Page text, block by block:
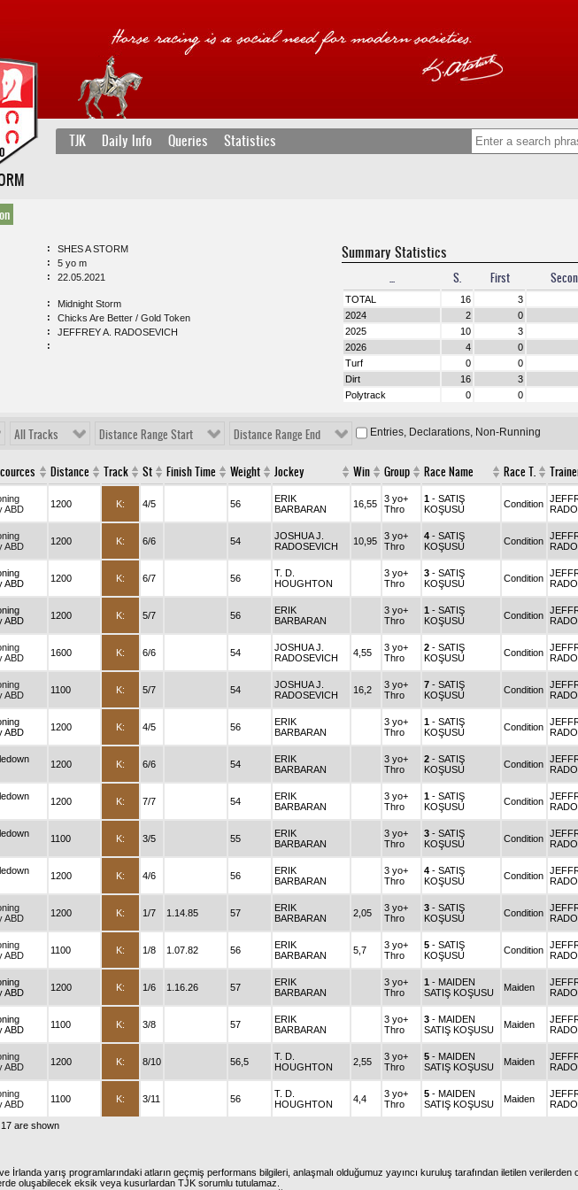
TJK Daily Info Queries Statistics
SHES A STORM
5 yo m
22.05.2021
Midnight Storm
Chicks Are Better / Gold Token
JEFFREY A. RADOSEVICH
Summary Statistics
... S. First
TOTAL 16 3
2024
2 0
2025
10 3
2026
4 0
Turf
0 0
Dirt
16 3
Polytrack
0 0
All Tracks Distance Range Start Distance Range End Entries, Declarations, Non-Running
Distance Track St Finish Time Weight Jockey Win Group Race Name Race T.
ABD
1200 K: 4/5 56
ERIK
BARBARAN
16,55
3 yo+
Thro
1 - SATIŞ
KOŞUSU
Condition
ABD
1200 K: 6/6 54
JOSHUA J.
RADOSEVICH
10,95
3 yo+
Thro
4 - SATIŞ
KOŞUSU
Condition
ABD
1200 K: 6/7 56
T. D.
HOUGHTON
3 yo+
Thro
3 - SATIŞ
KOŞUSU
Condition
ABD
1200 K: 5/7 56
ERIK
BARBARAN
3 yo+
Thro
1 - SATIŞ
KOŞUSU
Condition
ABD
1600 K: 6/6 54
JOSHUA J.
RADOSEVICH
4,55
3 yo+
Thro
2 - SATIŞ
KOŞUSU
Condition
ABD
1100 K: 5/7 54
JOSHUA J.
RADOSEVICH
16,2
3 yo+
Thro
7 - SATIŞ
KOŞUSU
Condition
ABD
1200 K: 4/5 56
ERIK
BARBARAN
3 yo+
Thro
1 - SATIŞ
KOŞUSU
Condition
1200 K: 6/6 54
ERIK
BARBARAN
3 yo+
Thro
2 - SATIŞ
KOŞUSU
Condition
1200 K: 7/7 54
ERIK
BARBARAN
3 yo+
Thro
1 - SATIŞ
KOŞUSU
Condition
1100 K: 3/5 55
ERIK
BARBARAN
3 yo+
Thro
3 - SATIŞ
KOŞUSU
Condition
1200 K: 4/6 56
ERIK
BARBARAN
3 yo+
Thro
4 - SATIŞ
KOŞUSU
Condition
ABD
1200 K: 1/7 1.14.85 57
ERIK
BARBARAN
2,05
3 yo+
Thro
3 - SATIŞ
KOŞUSU
Condition
ABD
1100 K: 1/8 1.07.82 56
ERIK
BARBARAN
5,7
3 yo+
Thro
5 - SATIŞ
KOŞUSU
Condition
ABD
1200 K: 1/6 1.16.26 57
ERIK
BARBARAN
3 yo+
Thro
1 - MAIDEN
SATIŞ KOŞUSU
Maiden
ABD
1100 K: 3/8 57
ERIK
BARBARAN
3 yo+
Thro
3 - MAIDEN
SATIŞ KOŞUSU
Maiden
ABD
1200 K: 8/10 56,5
T. D.
HOUGHTON
2,55
3 yo+
Thro
5 - MAIDEN
SATIŞ KOŞUSU
Maiden
ABD
1100 K: 3/11 56
T. D.
HOUGHTON
4,4
3 yo+
Thro
5 - MAIDEN
SATIŞ KOŞUSU
Maiden
are shown
İrlanda yarış programlarındaki atların geçmiş performans bilgileri, anlaşmalı olduğumuz yayıncı kuruluş tarafından iletilen verilerden
oluşabilecek eksik veya kusurlardan TJK sorumlu tutulamaz.